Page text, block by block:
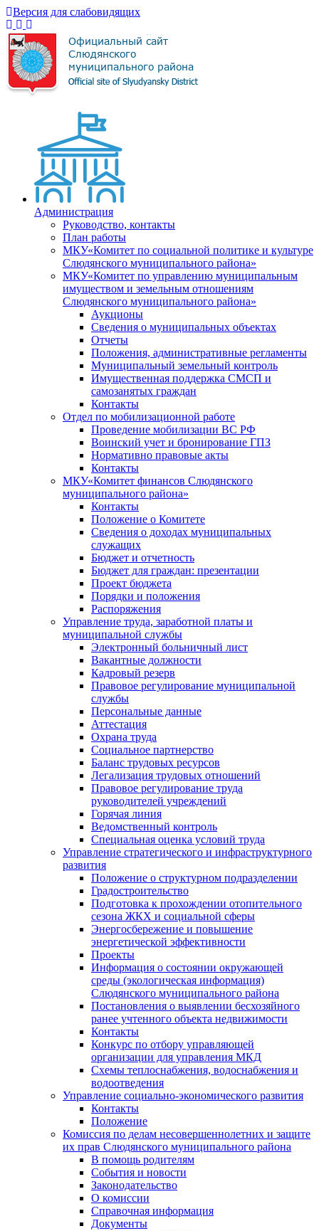
Версия для слабовидящих
Администрация
Руководство, контакты
План работы
МКУ«Комитет по социальной политике и культуре
Слюдянского муниципального района»
МКУ«Комитет по управлению муниципальным
имуществом и земельным отношениям
Слюдянского муниципального района»
Аукционы
Сведения о муниципальных объектах
Отчеты
Положения, административные регламенты
Муниципальный земельный контроль
Имущественная поддержка СМСП и
самозанятых граждан
Контакты
Отдел по мобилизационной работе
Проведение мобилизации ВС РФ
Воинский учет и бронирование ГПЗ
Нормативно правовые акты
Контакты
МКУ«Комитет финансов Слюдянского
муниципального района»
Контакты
Положение о Комитете
Сведения о доходах муниципальных
служащих
Бюджет и отчетность
Бюджет для граждан: презентации
Проект бюджета
Порядки и положения
Распоряжения
Управление труда, заработной платы и
муниципальной службы
Электронный больничный лист
Вакантные должности
Кадровый резерв
Правовое регулирование муниципальной
службы
Персональные данные
Аттестация
Охрана труда
Социальное партнерство
Баланс трудовых ресурсов
Легализация трудовых отношений
Правовое регулирование труда
руководителей учреждений
Горячая линия
Ведомственный контроль
Специальная оценка условий труда
Управление стратегического и инфраструктурного
развития
Положение о структурном подразделении
Градостроительство
Подготовка к прохождении отопительного
сезона ЖКХ и социальной сферы
Энергосбережение и повышение
энергетической эффективности
Проекты
Информация о состоянии окружающей
среды (экологическая информация)
Слюдянского муниципального района
Постановления о выявлении бесхозяйного
ранее учтенного объекта недвижимости
Контакты
Конкурс по отбору управляющей
организации для управления МКД
Схемы теплоснабжения, водоснабжения и
водоотведения
Управление социально-экономического развития
Контакты
Положение
Комиссия по делам несовершеннолетних и защите
их прав Слюдянского муниципального района
В помощь родителям
События и новости
Законодательство
О комиссии
Справочная информация
Документы